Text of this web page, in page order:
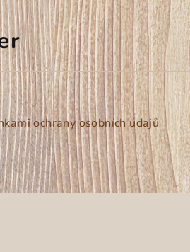
ochrany osobních údajů